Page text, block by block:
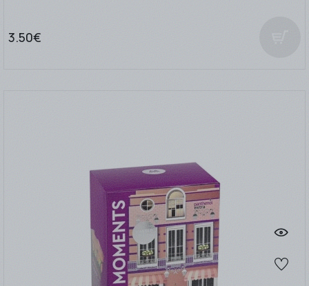
3.50€